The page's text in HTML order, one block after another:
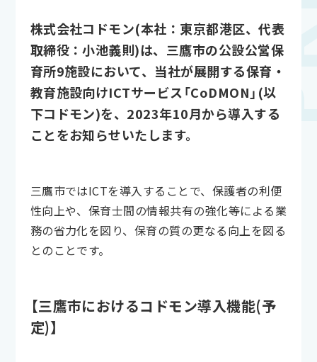
株式会社コドモン(本社：東京都港区、代表
取締役：小池義則)は、三鷹市の公設公営保
育所9施設において、当社が展開する保育・
教育施設向けICTサービス「CoDMON」(以
下コドモン)を、2023年10月から導入する
ことをお知らせいたします。
三鷹市ではICTを導入することで、保護者の利便
性向上や、保育士間の情報共有の強化等による業
務の省力化を図り、保育の質の更なる向上を図る
とのことです。
【三鷹市におけるコドモン導入機能(予
定)】